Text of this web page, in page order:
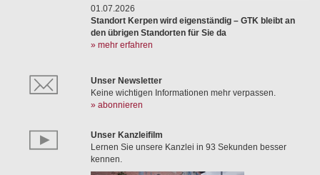
01.07.2026
Standort Kerpen wird eigenständig – GTK bleibt an
den übrigen Standorten für Sie da
» mehr erfahren
Unser Newsletter
Keine wichtigen Informationen mehr verpassen.
» abonnieren
Unser Kanzleifilm
Lernen Sie unsere Kanzlei in 93 Sekunden besser
kennen.